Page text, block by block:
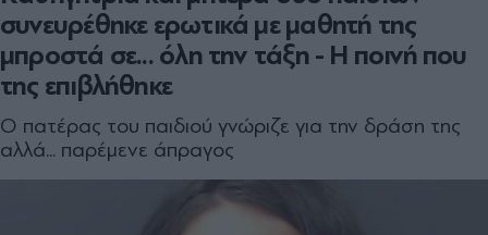
συνευρέθηκε ερωτικά με μαθητή της
μπροστά σε... όλη την τάξη - Η ποινή που
της επιβλήθηκε
O πατέρας του παιδιού γνώριζε για την δράση της
αλλά... παρέμενε άπραγος